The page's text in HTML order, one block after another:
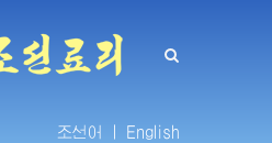
조선어 | English